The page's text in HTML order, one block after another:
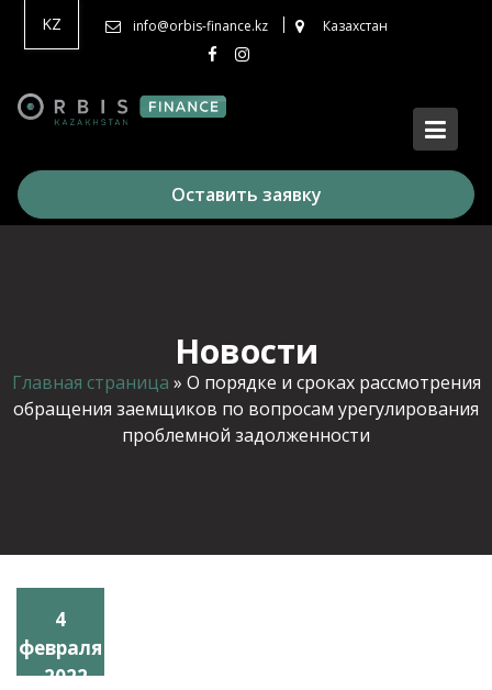
KZ info@orbis-finance.kz Казахстан
Оставить заявку
Новости
Главная страница » О порядке и сроках рассмотрения
обращения заемщиков по вопросам урегулирования
проблемной задолженности
4
февраля
, 2022